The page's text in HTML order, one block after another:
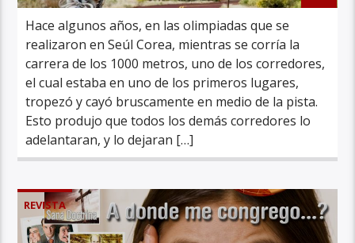
Hace algunos años, en las olimpiadas que se
realizaron en Seúl Corea, mientras se corría la
carrera de los 1000 metros, uno de los corredores,
el cual estaba en uno de los primeros lugares,
tropezó y cayó bruscamente en medio de la pista.
Esto produjo que todos los demás corredores lo
adelantaran, y lo dejaran […]
REVISTA